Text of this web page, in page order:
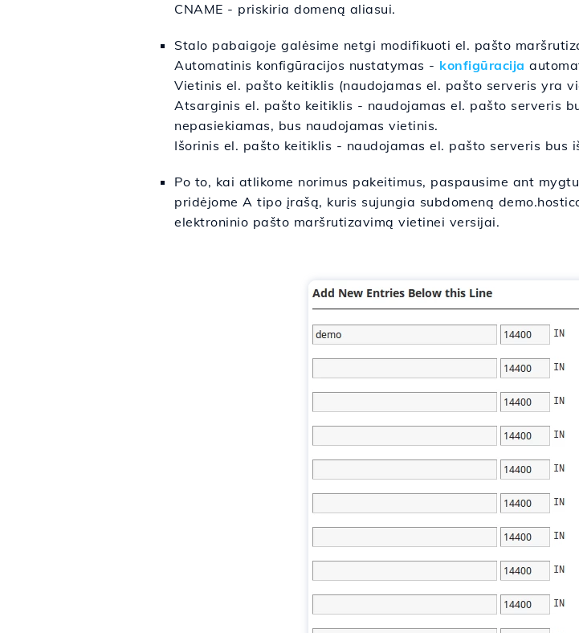
CNAME - priskiria domeną aliasui.
Stalo pabaigoje galėsime netgi modifikuoti el. pašto
Automatinis konfigūracijos nustatymas - konfigūracija
Vietinis el. pašto keitiklis (naudojamas el. pašto serveris yra
Atsarginis el. pašto keitiklis - naudojamas el. pašto serveris
nepasiekiamas, bus naudojamas vietinis.
Išorinis el. pašto keitiklis - naudojamas el. pašto serveris bus
Po to, kai atlikome norimus pakeitimus, paspausime ant
pridėjome A tipo įrašą, kuris sujungia subdomeną
elektroninio pašto maršrutizavimą vietinei versijai.